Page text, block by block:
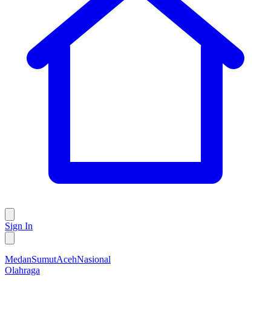
Sign In
MedanSumutAcehNasional
Olahraga